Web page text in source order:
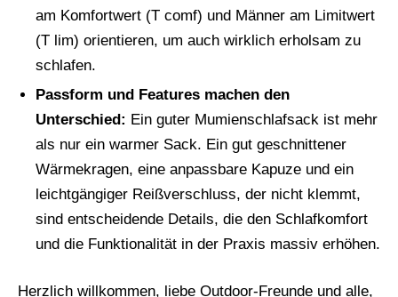
am Komfortwert (T comf) und Männer am Limitwert
(T lim) orientieren, um auch wirklich erholsam zu
schlafen.
Passform und Features machen den
Unterschied: Ein guter Mumienschlafsack ist mehr
als nur ein warmer Sack. Ein gut geschnittener
Wärmekragen, eine anpassbare Kapuze und ein
leichtgängiger Reißverschluss, der nicht klemmt,
sind entscheidende Details, die den Schlafkomfort
und die Funktionalität in der Praxis massiv erhöhen.
Herzlich willkommen, liebe Outdoor-Freunde und alle,